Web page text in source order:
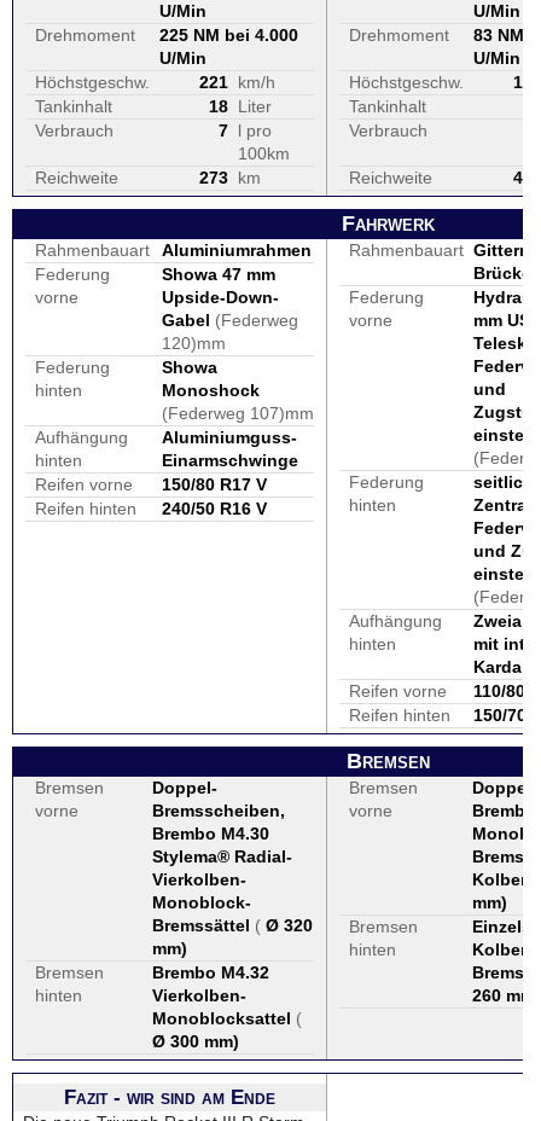
U/Min
Drehmoment
225 NM bei 4.000
U/Min
Höchstgeschw.
221 km/h
Tankinhalt
18 Liter
Verbrauch
7 l pro
100km
Reichweite
273 km
U/Min
Drehmoment
83 NM
U/Min
Höchstgeschw.
195
Tankinhalt
Verbrauch
Reichweite 460
Fahrwerk
Rahmenbauart
Aluminiumrahmen
Federung
vorne
Showa 47 mm
Upside-Down-
Gabel (Federweg
120)mm
Federung
hinten
Showa
Monoshock
(Federweg 107)mm
Aufhängung
hinten
Aluminiumguss-
Einarmschwinge
Reifen vorne
150/80 R17 V
Reifen hinten
240/50 R16 V
Rahmenbauart
Federung
vorne
mm
und
Federung
hinten
und
Aufhängung
hinten
mit
Kardan
Reifen vorne
110/80 -
Reifen hinten
150/70 -
Bremsen
Bremsen
vorne
Doppel-
Bremsscheiben,
Brembo M4.30
Stylema® Radial-
Vierkolben-
Monoblock-
Bremssättel ( Ø 320
mm)
Bremsen
hinten
Brembo M4.32
Vierkolben-
Monoblocksattel (
Ø 300 mm)
Bremsen
vorne
Brembo
Kolben
mm)
Bremsen
hinten
Kolben-
260 mm
Fazit - wir sind am Ende